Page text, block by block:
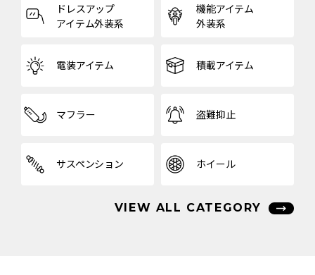
ドレスアップ
アイテム外装系
機能アイテム
外装系
電装アイテム 積載アイテム
マフラー 盗難抑止
サスペンション ホイール
VIEW ALL CATEGORY